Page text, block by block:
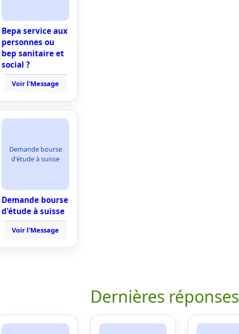
Bepa service aux
personnes ou
bep sanitaire et
social ?
Voir l'Message
Demande bourse
d'étude à suisse
Demande bourse
d'étude à suisse
Voir l'Message
Dernières réponses